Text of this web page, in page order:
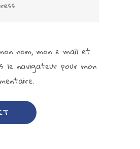
nom, mon e-mail et
le navigateur pour mon